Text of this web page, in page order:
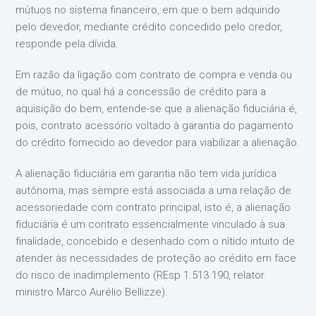
mútuos no sistema financeiro, em que o bem adquirido
pelo devedor, mediante crédito concedido pelo credor,
responde pela dívida.
Em razão da ligação com contrato de compra e venda ou
de mútuo, no qual há a concessão de crédito para a
aquisição do bem, entende-se que a alienação fiduciária é,
pois, contrato acessório voltado à garantia do pagamento
do crédito fornecido ao devedor para viabilizar a alienação.
A alienação fiduciária em garantia não tem vida jurídica
autônoma, mas sempre está associada a uma relação de
acessoriedade com contrato principal, isto é, a alienação
fiduciária é um contrato essencialmente vinculado à sua
finalidade, concebido e desenhado com o nítido intuito de
atender às necessidades de proteção ao crédito em face
do risco de inadimplemento (REsp 1.513.190, relator
ministro Marco Aurélio Bellizze).